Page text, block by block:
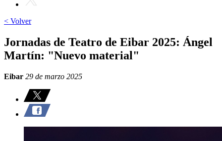
< Volver
Jornadas de Teatro de Eibar 2025: Ángel
Martín: "Nuevo material"
Eibar 29 de marzo 2025